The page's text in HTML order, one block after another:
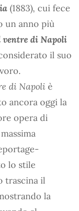
(1883), cui fece
un anno più
di Napoli
il suo
di Napoli è
ancora oggi la
opera di
lo stile
trascina il
la